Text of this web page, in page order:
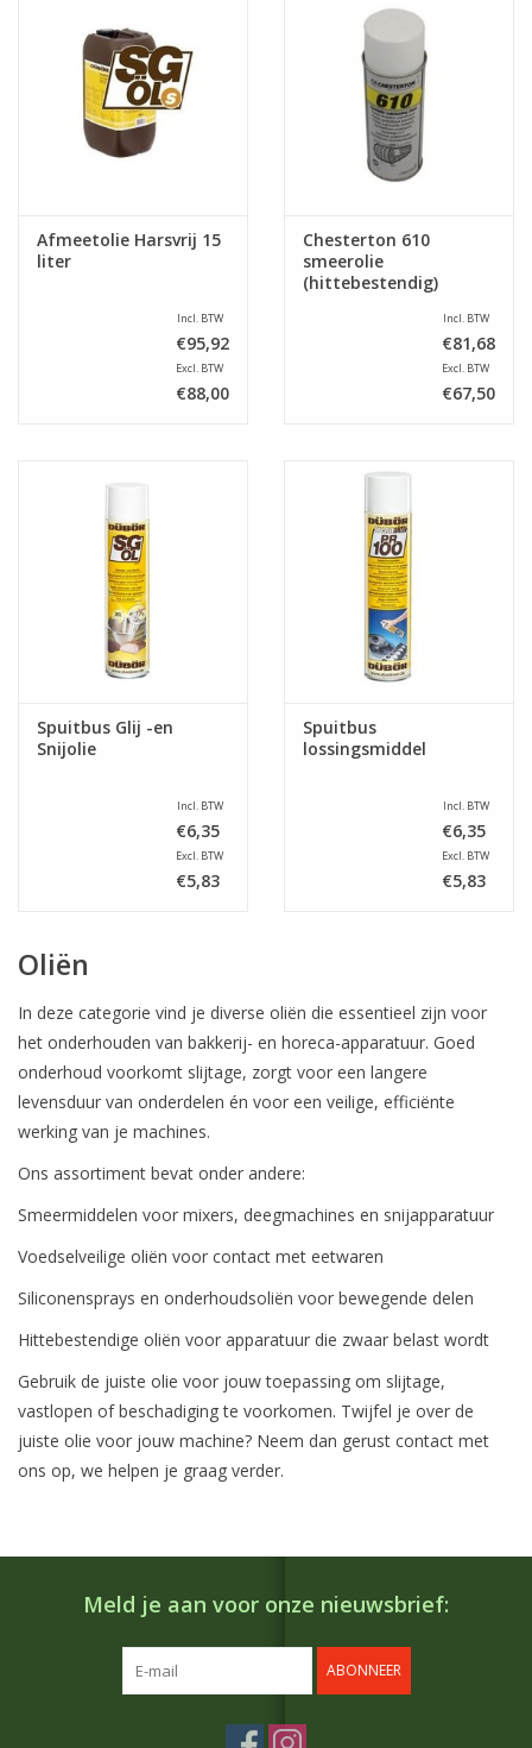
Afmeetolie Harsvrij 15
liter
Incl. BTW
€95,92
Excl. BTW
€88,00
Chesterton 610
smeerolie
(hittebestendig)
Incl. BTW
€81,68
Excl. BTW
€67,50
Spuitbus Glij -en
Snijolie
Incl. BTW
€6,35
Excl. BTW
€5,83
Spuitbus
lossingsmiddel
Incl. BTW
€6,35
Excl. BTW
€5,83
Oliën
In deze categorie vind je diverse oliën die essentieel zijn voor
het onderhouden van bakkerij- en horeca-apparatuur. Goed
onderhoud voorkomt slijtage, zorgt voor een langere
levensduur van onderdelen én voor een veilige, efficiënte
werking van je machines.
Ons assortiment bevat onder andere:
Smeermiddelen voor mixers, deegmachines en snijapparatuur
Voedselveilige oliën voor contact met eetwaren
Siliconensprays en onderhoudsoliën voor bewegende delen
Hittebestendige oliën voor apparatuur die zwaar belast wordt
Gebruik de juiste olie voor jouw toepassing om slijtage,
vastlopen of beschadiging te voorkomen. Twijfel je over de
juiste olie voor jouw machine? Neem dan gerust contact met
ons op, we helpen je graag verder.
Meld je aan voor onze nieuwsbrief:
ABONNEER